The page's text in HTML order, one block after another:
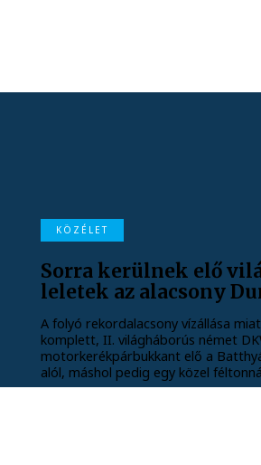
KÖZÉLET
Sorra kerülnek elő
leletek az alacsony
A folyó rekordalacsony vízállása
komplett, II. világháborús német
motorkerékpárbukkant elő a
alól, máshol pedig egy közel